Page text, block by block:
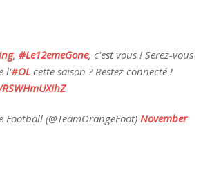
, #Le12emeGone, c'est vous ! Serez-vous
l'#OL cette saison ? Restez connecté !
(@TeamOrangeFoot) November